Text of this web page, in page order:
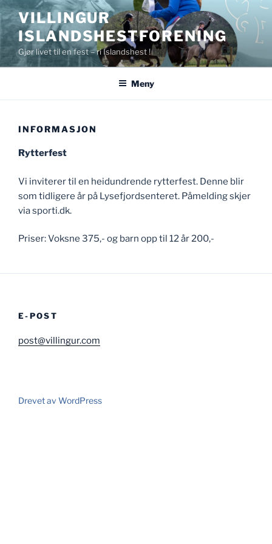
Gå
til
innhold
VILLINGUR
ISLANDSHESTFORENING
Gjør livet til en fest – ri Islandshest !
Meny
INFORMASJON
Rytterfest
Vi inviterer til en heidundrende rytterfest. Denne blir
som tidligere år på Lysefjordsenteret. Påmelding skjer
via sporti.dk.
Priser: Voksne 375,- og barn opp til 12 år 200,-
E-POST
post@villingur.com
Drevet av WordPress